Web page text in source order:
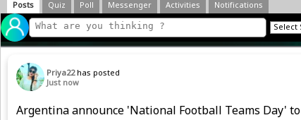
Posts
Quiz Poll Messenger Activities Notifications
Priya22 has posted
Just now
Argentina announce 'National Football Teams Day'